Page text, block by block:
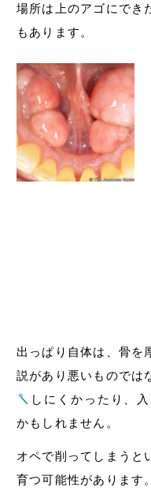
場所は上のアゴにでき
もあります。
出っぱり自体は、骨を
説があり悪いものでは
しにくかったり、
かもしれません。
オペで削ってしまうと
育つ可能性があります。